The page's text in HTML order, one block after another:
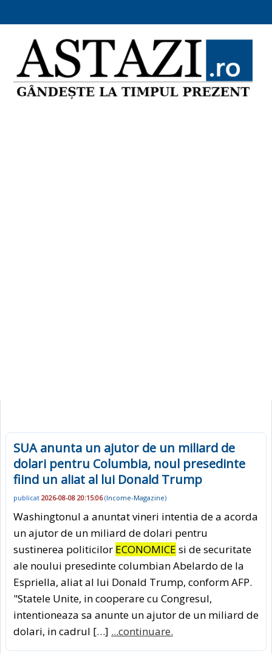
SUA anunta un ajutor de un miliard de
dolari pentru Columbia, noul presedinte
fiind un aliat al lui Donald Trump
publicat 2026-08-08 20:15:06(Income-Magazine)
Washingtonul a anuntat vineri intentia de a acorda
un ajutor de un miliard de dolari pentru
sustinerea politicilor ECONOMICE si de securitate
ale noului presedinte columbian Abelardo de la
Espriella, aliat al lui Donald Trump, conform AFP.
"Statele Unite, in cooperare cu Congresul,
intentioneaza sa anunte un ajutor de un miliard de
dolari, in cadrul […] ...continuare.